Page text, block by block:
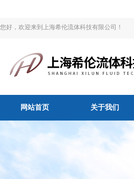
您好，欢迎来到上海希伦流体科技有限公司！
网站首页 关于我们